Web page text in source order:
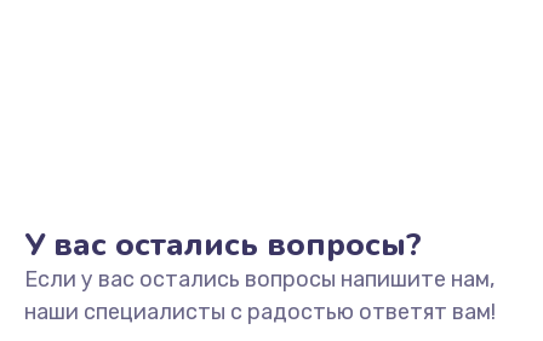
У вас остались вопросы?
Если у вас остались вопросы напишите нам,
наши специалисты с радостью ответят вам!